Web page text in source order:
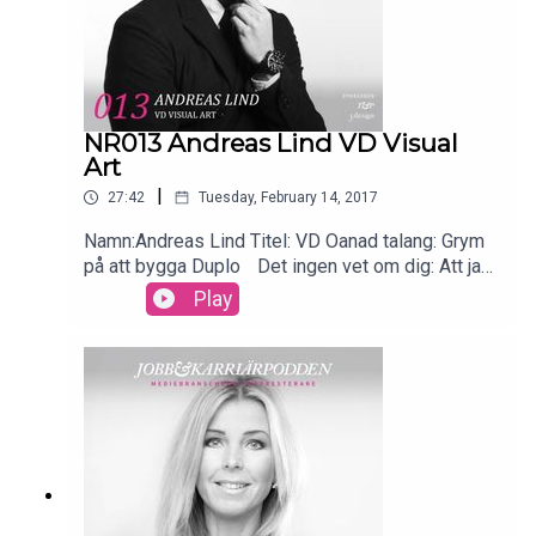
NR013 Andreas Lind VD Visual
Art
27:42 Tuesday, February 14, 2017
Namn:Andreas Lind Titel: VD Oanad talang: Grym
på att bygga Duplo Det ingen vet om dig: Att jag
har ett SM guld i Dodge ball Dagliga
mediekonsumtion: Ljudböcker, olika poddar,
nationell och internationell branschmedia, DI, VA
och Aftonbladet Topp-3-appar: Mail, Podcaster,
Supernytt Musik i lurarna just nu: Det blir mest
ljudböcker och poddar Vad kan du inte leva utan:
Play